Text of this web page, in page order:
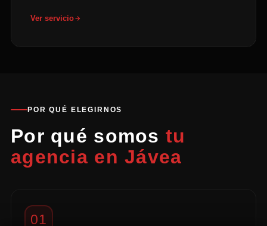
Ver servicio
POR QUÉ ELEGIRNOS
Por qué somos tu
agencia en Jávea
01